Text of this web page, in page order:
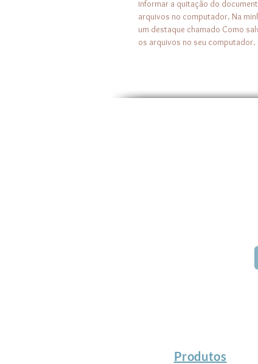
informar a quitação do
arquivos no computador. Na
um destaque chamado Como
os arquivos no seu computador.
Produtos